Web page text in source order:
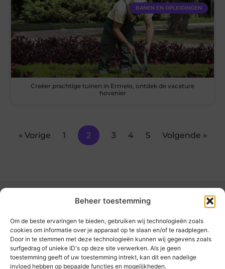
Beheer toestemming
Om de beste ervaringen te bieden, gebruiken wij technologieën zoals
cookies om informatie over je apparaat op te slaan en/of te raadplegen.
Door in te stemmen met deze technologieën kunnen wij gegevens zoals
surfgedrag of unieke ID's op deze site verwerken. Als je geen
toestemming geeft of uw toestemming intrekt, kan dit een nadelige
invloed hebben op bepaalde functies en mogelijkheden.
BANEN EN OPLEIDINGEN
Creëer prachtige tuinen in Ermelo, ontdek de vacature
hovenier
« Vorige 1 2 3 4 5 Volgende »
kickinsite.nl – Echt, eerlijk, alles wat telt.